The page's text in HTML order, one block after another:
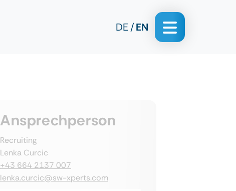
DE EN
Ansprechperson
Recruiting
Lenka Curcic
+43 664 2137 007
lenka.curcic@sw-xperts.com